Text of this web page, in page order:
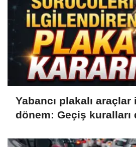
Yabancı plakalı
dönem: Geçiş kuralları